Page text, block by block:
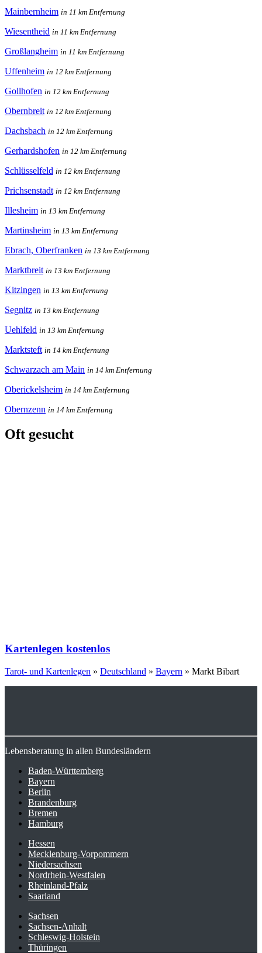
Mainbernheim in 11 km Entfernung
Wiesentheid in 11 km Entfernung
Großlangheim in 11 km Entfernung
Uffenheim in 12 km Entfernung
Gollhofen in 12 km Entfernung
Obernbreit in 12 km Entfernung
Dachsbach in 12 km Entfernung
Gerhardshofen in 12 km Entfernung
Schlüsselfeld in 12 km Entfernung
Prichsenstadt in 12 km Entfernung
Illesheim in 13 km Entfernung
Martinsheim in 13 km Entfernung
Ebrach, Oberfranken in 13 km Entfernung
Marktbreit in 13 km Entfernung
Kitzingen in 13 km Entfernung
Segnitz in 13 km Entfernung
Uehlfeld in 13 km Entfernung
Marktsteft in 14 km Entfernung
Schwarzach am Main in 14 km Entfernung
Oberickelsheim in 14 km Entfernung
Obernzenn in 14 km Entfernung
Oft gesucht
Kartenlegen kostenlos
Tarot- und Kartenlegen » Deutschland » Bayern » Markt Bibart
Lebensberatung in allen Bundesländern
Baden-Württemberg
Bayern
Berlin
Brandenburg
Bremen
Hamburg
Hessen
Mecklenburg-Vorpommern
Niedersachsen
Nordrhein-Westfalen
Rheinland-Pfalz
Saarland
Sachsen
Sachsen-Anhalt
Schleswig-Holstein
Thüringen